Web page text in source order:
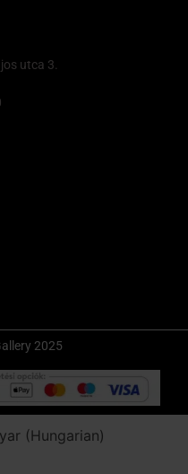
utca 3.
2025
(Hungarian)